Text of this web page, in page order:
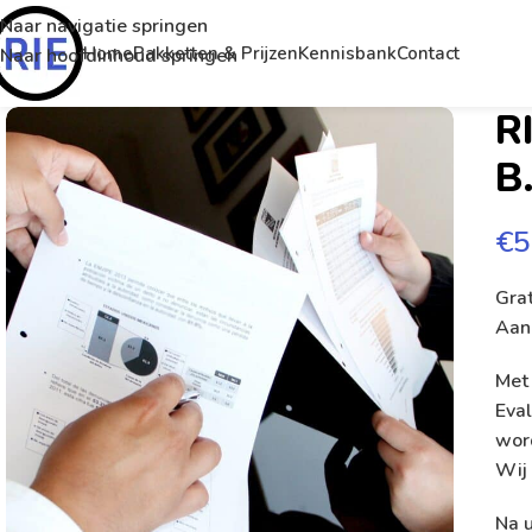
Naar navigatie springen
Naar hoofdinhoud springen
HomePakketten & PrijzenKennisbankContact
€
Wij
Na